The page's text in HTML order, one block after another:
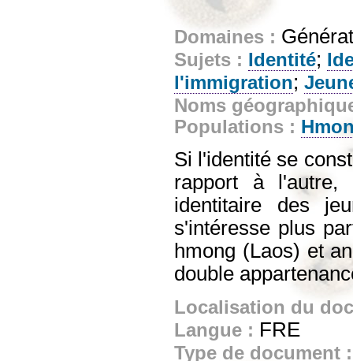
Domaines :
Sujets : Identité;
l'immigration;
Noms
Populations :
Si l'identité se
rapport à l'autre,
identitaire des
s'intéresse plus
hmong (Laos) et
double
Localisation du
Langue : FRE
Type de document